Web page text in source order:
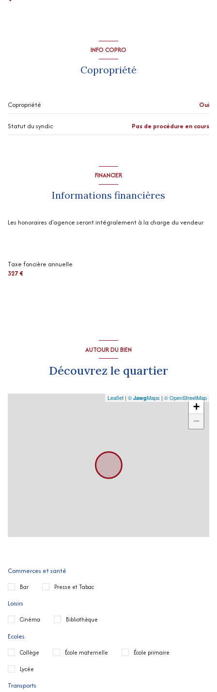
INFO COPRO
Copropriété
Copropriété Oui
Statut du syndic Pas de procédure en cours
FINANCIER
Informations financières
Les honoraires d'agence seront intégralement à la charge du vendeur
Taxe foncière annuelle
327 €
AUTOUR DU BIEN
Découvrez le quartier
+
−
Leaflet | © JawgMaps | © OpenStreetMap
Commerces et santé
Bar Presse et Tabac
Loisirs
Cinéma Bibliothèque
Ecoles
Collège École maternelle École primaire
Lycée
Transports